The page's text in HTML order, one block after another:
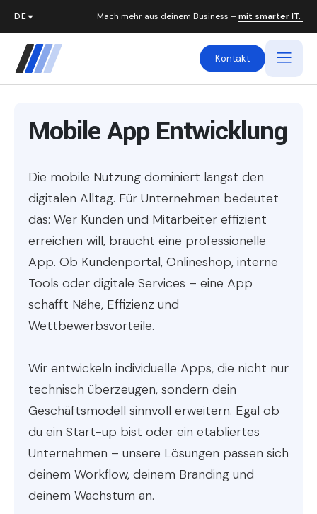
Mach mehr aus deinem Business –mit smarter IT.
Kontakt
Mobile App Entwicklung
Die mobile Nutzung dominiert längst den
digitalen Alltag. Für Unternehmen bedeutet
das: Wer Kunden und Mitarbeiter effizient
erreichen will, braucht eine professionelle
App. Ob Kundenportal, Onlineshop, interne
Tools oder digitale Services – eine App
schafft Nähe, Effizienz und
Wettbewerbsvorteile.
Wir entwickeln individuelle Apps, die nicht nur
technisch überzeugen, sondern dein
Geschäftsmodell sinnvoll erweitern. Egal ob
du ein Start-up bist oder ein etabliertes
Unternehmen – unsere Lösungen passen sich
deinem Workflow, deinem Branding und
deinem Wachstum an.